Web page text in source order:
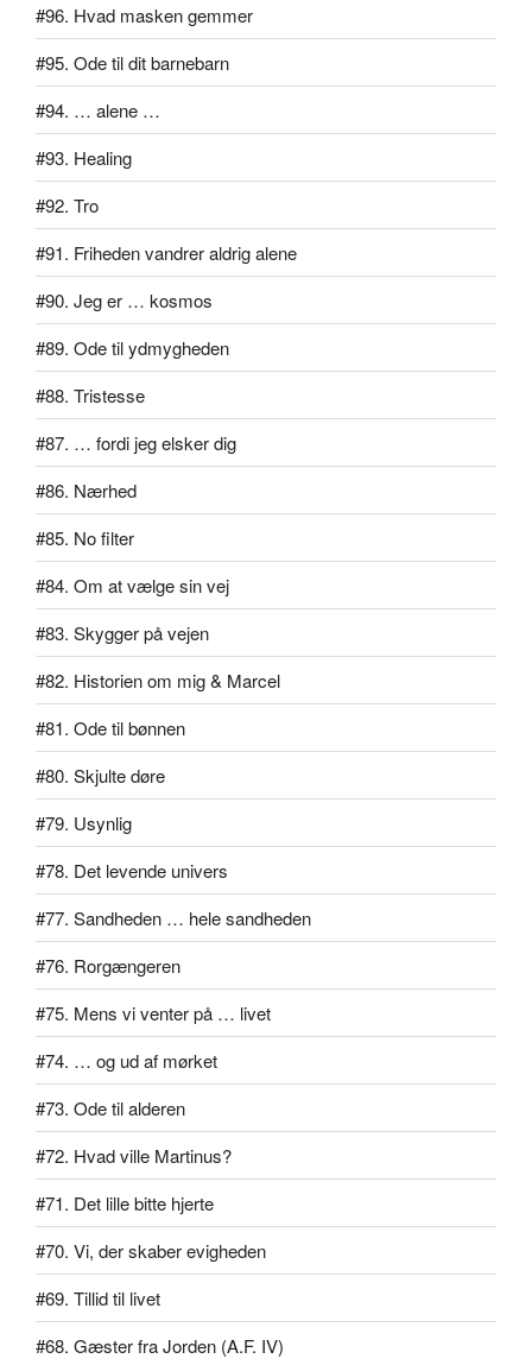
#96. Hvad masken gemmer
#95. Ode til dit barnebarn
#94. … alene …
#93. Healing
#92. Tro
#91. Friheden vandrer aldrig alene
#90. Jeg er … kosmos
#89. Ode til ydmygheden
#88. Tristesse
#87. … fordi jeg elsker dig
#86. Nærhed
#85. No filter
#84. Om at vælge sin vej
#83. Skygger på vejen
#82. Historien om mig & Marcel
#81. Ode til bønnen
#80. Skjulte døre
#79. Usynlig
#78. Det levende univers
#77. Sandheden … hele sandheden
#76. Rorgængeren
#75. Mens vi venter på … livet
#74. … og ud af mørket
#73. Ode til alderen
#72. Hvad ville Martinus?
#71. Det lille bitte hjerte
#70. Vi, der skaber evigheden
#69. Tillid til livet
#68. Gæster fra Jorden (A.F. IV)